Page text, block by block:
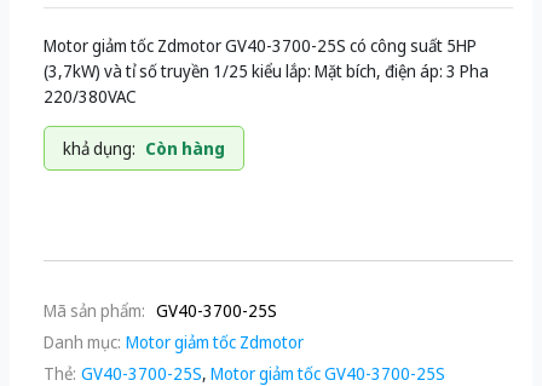
Motor giảm tốc Zdmotor GV40-3700-25S có công suất 5HP
(3,7kW) và tỉ số truyền 1/25 kiểu lắp: Mặt bích, điện áp: 3 Pha
220/380VAC
khả dụng: Còn hàng
Mã sản phẩm: GV40-3700-25S
Danh mục: Motor giảm tốc Zdmotor
Thẻ: GV40-3700-25S, Motor giảm tốc GV40-3700-25S